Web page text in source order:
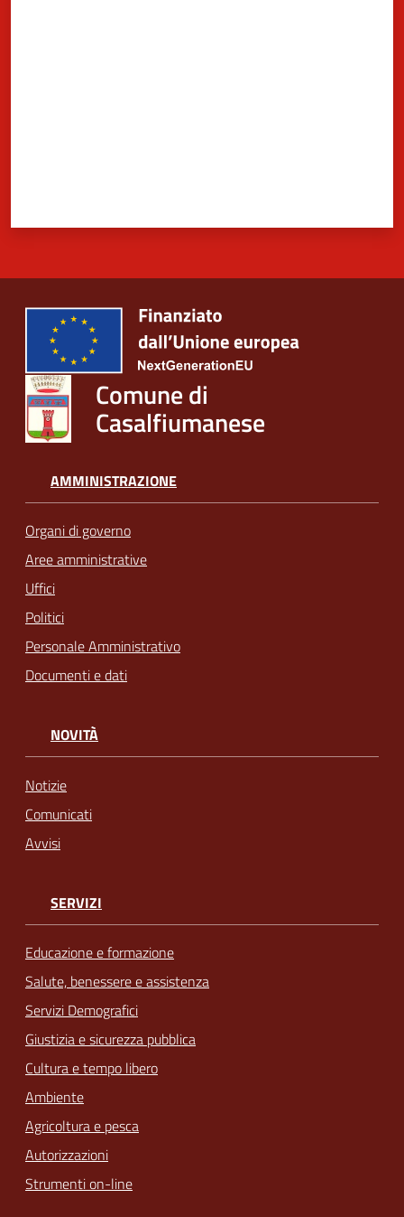
Comune di
Casalfiumanese
AMMINISTRAZIONE
Organi di governo
Aree amministrative
Uffici
Politici
Personale Amministrativo
Documenti e dati
NOVITÀ
Notizie
Comunicati
Avvisi
SERVIZI
Educazione e formazione
Salute, benessere e assistenza
Servizi Demografici
Giustizia e sicurezza pubblica
Cultura e tempo libero
Ambiente
Agricoltura e pesca
Autorizzazioni
Strumenti on-line